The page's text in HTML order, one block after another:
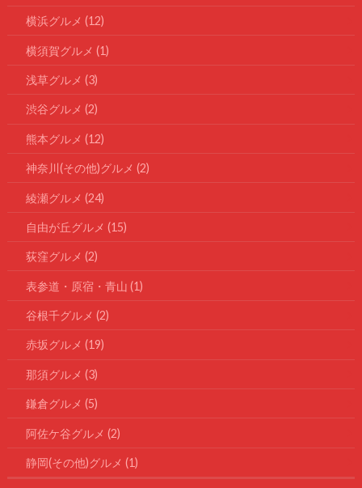
横浜グルメ (12)
横須賀グルメ (1)
浅草グルメ (3)
渋谷グルメ (2)
熊本グルメ (12)
神奈川(その他)グルメ (2)
綾瀬グルメ (24)
自由が丘グルメ (15)
荻窪グルメ (2)
表参道・原宿・青山 (1)
谷根千グルメ (2)
赤坂グルメ (19)
那須グルメ (3)
鎌倉グルメ (5)
阿佐ケ谷グルメ (2)
静岡(その他)グルメ (1)